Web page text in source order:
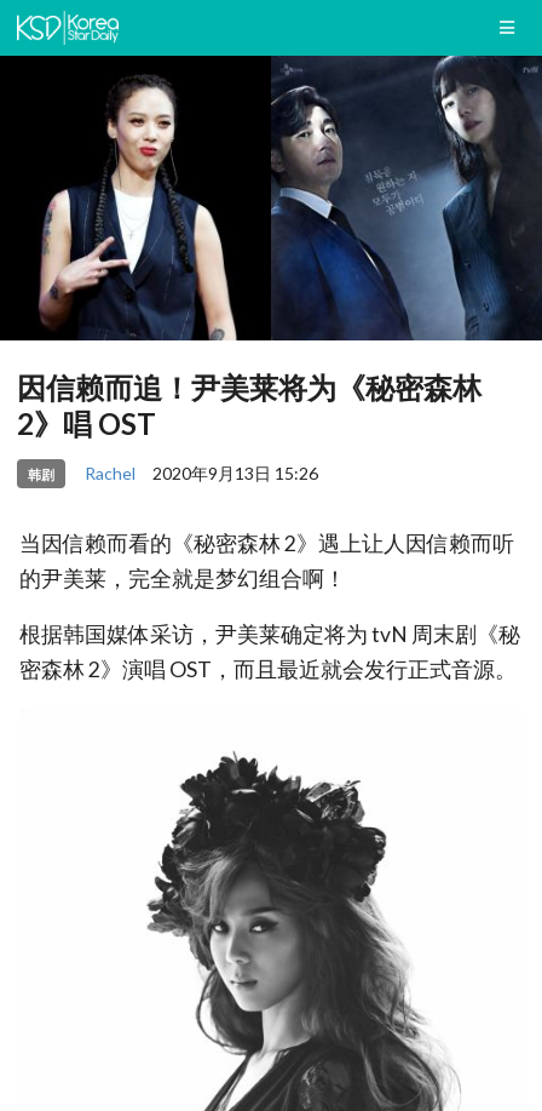
因信赖而追！尹美莱将为《秘密森林
2》唱 OST
韩剧 Rachel 2020年9月13日 15:26
当因信赖而看的《秘密森林 2》遇上让人因信赖而听
的尹美莱，完全就是梦幻组合啊！
根据韩国媒体采访，尹美莱确定将为 tvN 周末剧《秘
密森林 2》演唱 OST，而且最近就会发行正式音源。